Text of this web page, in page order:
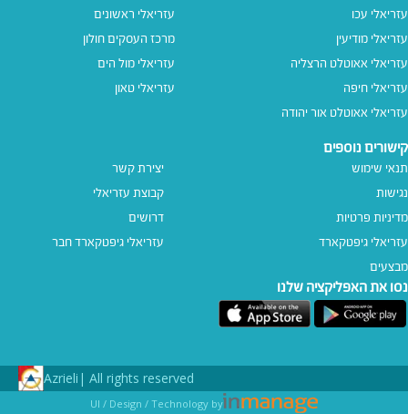
עזריאלי עכו
עזריאלי מודיעין
עזריאלי אאוטלט הרצליה
עזריאלי חיפה
עזריאלי אאוטלט אור יהודה
עזריאלי ראשונים
מרכז העסקים חולון
עזריאלי מול הים
עזריאלי טאון
קישורים נוספים
תנאי שימוש
נגישות
מדיניות פרטיות
עזריאלי גיפטקארד
מבצעים
יצירת קשר
קבוצת עזריאלי
דרושים
עזריאלי גיפטקארד חבר‎
נסו את האפליקציה שלנו
All rights reserved |
Azrieli
UI / Design / Technology by